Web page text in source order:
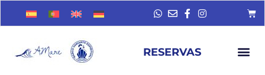
RESERVAS